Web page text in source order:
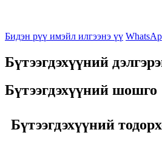
Бидэн рүү имэйл илгээнэ үү
Бүтээгдэхүүний
Бүтээгдэхүүний шошго
Бүтээгдэхүүний